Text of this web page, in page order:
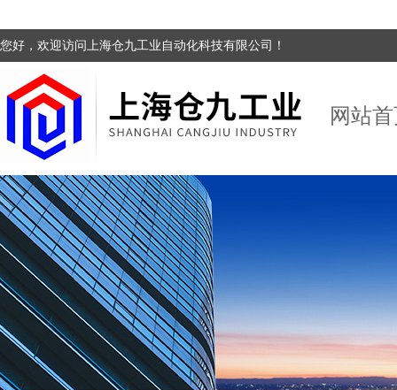
您好，欢迎访问上海仓九工业自动化科技有限公司！
网站